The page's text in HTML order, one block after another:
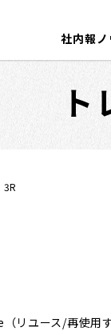
社内報
3R
リユース/再使用